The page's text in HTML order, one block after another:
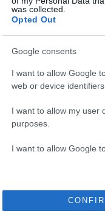
was collected.
Opted Out
Google consents
I want to allow Google
web or device identifiers
I want to allow my user
purposes.
I want to allow Google